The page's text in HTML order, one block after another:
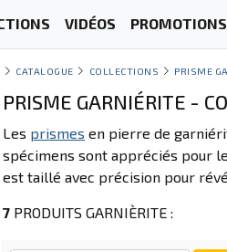
VIDÉOS PROMOTIONS
CATALOGUE COLLECTIONS PRISME
PRISME GARNIÉRITE -
Les prismes en pierre de
spécimens sont appréciés pour
est taillé avec précision pour
7 PRODUITS GARNIÈRITE :